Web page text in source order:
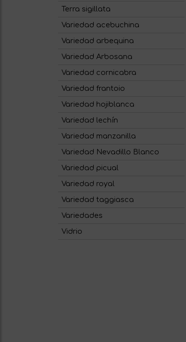
Terra sigillata
Variedad acebuchina
Variedad arbequina
Variedad Arbosana
Variedad cornicabra
Variedad frantoio
Variedad hojiblanca
Variedad lechín
Variedad manzanilla
Variedad Nevadillo Blanco
Variedad picual
Variedad royal
Variedad taggiasca
Variedades
Vidrio